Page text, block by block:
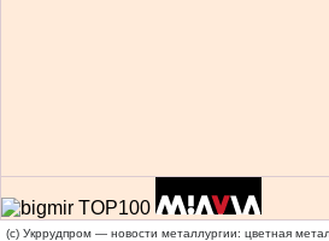
(c) Укррудпром — новости металлургии: цветная